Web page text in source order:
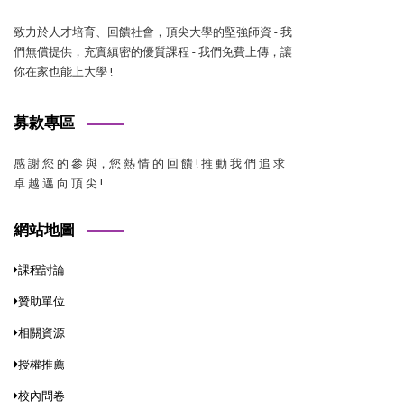
致力於人才培育、回饋社會，頂尖大學的堅強師資 - 我
們無償提供，充實縝密的優質課程 - 我們免費上傳，讓
你在家也能上大學 !
募款專區
感 謝 您 的 參 與，您 熱 情 的 回 饋 ! 推 動 我 們 追 求
卓 越 邁 向 頂 尖 !
網站地圖
課程討論
贊助單位
相關資源
授權推薦
校內問卷